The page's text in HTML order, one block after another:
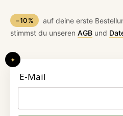
−10 %
auf deine erste
stimmst du unseren AGB und